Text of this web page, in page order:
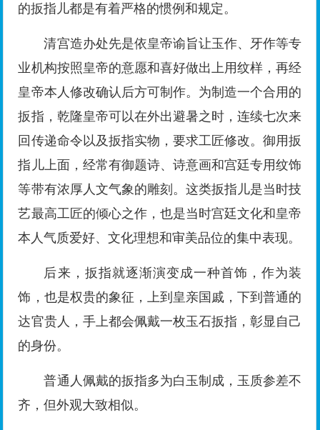
的扳指儿都是有着严格的惯例和规定。
清宫造办处先是依皇帝谕旨让玉作、牙作等专
业机构按照皇帝的意愿和喜好做出上用纹样，再经
皇帝本人修改确认后方可制作。为制造一个合用的
扳指，乾隆皇帝可以在外出避暑之时，连续七次来
回传递命令以及扳指实物，要求工匠修改。御用扳
指儿上面，经常有御题诗、诗意画和宫廷专用纹饰
等带有浓厚人文气象的雕刻。这类扳指儿是当时技
艺最高工匠的倾心之作，也是当时宫廷文化和皇帝
本人气质爱好、文化理想和审美品位的集中表现。
后来，扳指就逐渐演变成一种首饰，作为装
饰，也是权贵的象征，上到皇亲国戚，下到普通的
达官贵人，手上都会佩戴一枚玉石扳指，彰显自己
的身份。
普通人佩戴的扳指多为白玉制成，玉质参差不
齐，但外观大致相似。